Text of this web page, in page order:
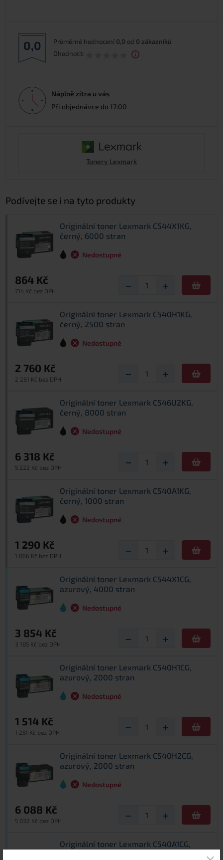
0,0 Průměrné hodnocení 0,0 od 0 zákazníků
Ohodnotit:
Náplně zítra u vás
Při objednávce do 17:00
Tonery Lexmark
Podívejte se i na tyto produkty
Originální toner Lexmark C544X1KG,
černý, 6000 stran
Nedostupné
864 Kč
714 Kč bez DPH − +
Originální toner Lexmark C540H1KG,
černý, 2500 stran
Nedostupné
2 760 Kč
2 281 Kč bez DPH − +
Originální toner Lexmark C546U2KG,
černý, 8000 stran
Nedostupné
6 318 Kč
5 222 Kč bez DPH − +
Originální toner Lexmark C540A1KG,
černý, 1000 stran
Nedostupné
1 290 Kč
1 066 Kč bez DPH − +
Originální toner Lexmark C544X1CG,
azurový, 4000 stran
Nedostupné
3 854 Kč
3 185 Kč bez DPH − +
Originální toner Lexmark C540H1CG,
azurový, 2000 stran
Nedostupné
1 514 Kč
1 251 Kč bez DPH − +
Originální toner Lexmark C540H2CG,
azurový, 2000 stran
Nedostupné
6 088 Kč
5 032 Kč bez DPH − +
Originální toner Lexmark C540A1CG,